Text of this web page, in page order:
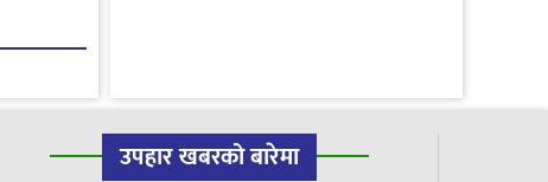
उपहार खबरको बारेमा